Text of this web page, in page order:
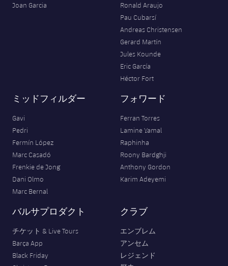
Joan Garcia
Ronald Araujo
Pau Cubarsí
Andreas Christensen
Gerard Martín
Jules Kounde
Eric García
Héctor Fort
ミッドフィルダー
Gavi
Pedri
Fermín López
Marc Casadó
Frenkie de Jong
Dani Olmo
Marc Bernal
フォワード
Ferran Torres
Lamine Yamal
Raphinha
Roony Bardghji
Anthony Gordon
Karim Adeyemi
バルサプロダクト
チケット & Live Tours
Barça App
Black Friday
クラブ
エンブレム
アンセム
レジェンド